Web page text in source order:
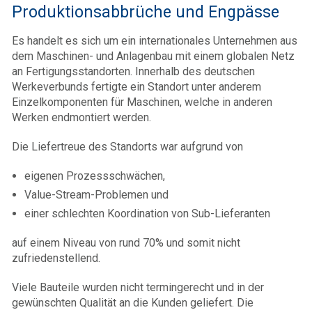
Produktionsabbrüche und Engpässe
Es handelt es sich um ein internationales Unternehmen aus
dem Maschinen- und Anlagenbau mit einem globalen Netz
an Fertigungsstandorten. Innerhalb des deutschen
Werkeverbunds fertigte ein Standort unter anderem
Einzelkomponenten für Maschinen, welche in anderen
Werken endmontiert werden.
Die Liefertreue des Standorts war aufgrund von
eigenen Prozessschwächen,
Value-Stream-Problemen und
einer schlechten Koordination von Sub-Lieferanten
auf einem Niveau von rund 70% und somit nicht
zufriedenstellend.
Viele Bauteile wurden nicht termingerecht und in der
gewünschten Qualität an die Kunden geliefert. Die